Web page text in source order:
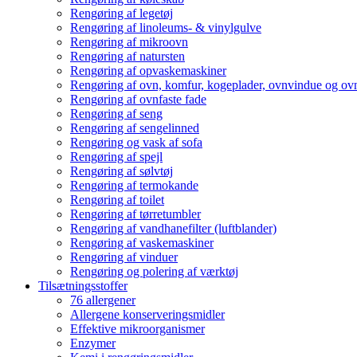
Rengøring af legetøj
Rengøring af linoleums- & vinylgulve
Rengøring af mikroovn
Rengøring af natursten
Rengøring af opvaskemaskiner
Rengøring af ovn, komfur, kogeplader, ovnvindue og
Rengøring af ovnfaste fade
Rengøring af seng
Rengøring af sengelinned
Rengøring og vask af sofa
Rengøring af spejl
Rengøring af sølvtøj
Rengøring af termokande
Rengøring af toilet
Rengøring af tørretumbler
Rengøring af vandhanefilter (luftblander)
Rengøring af vaskemaskiner
Rengøring af vinduer
Rengøring og polering af værktøj
Tilsætningsstoffer
76 allergener
Allergene konserveringsmidler
Effektive mikroorganismer
Enzymer